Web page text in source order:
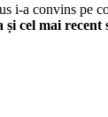
i-a convins pe
cel mai